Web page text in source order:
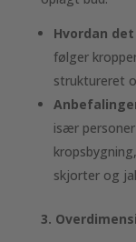
Hvordan
følger
struktureret
især
skjorter og
3.